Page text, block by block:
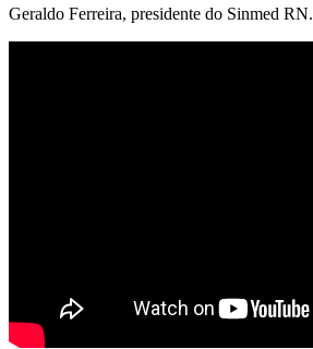
Geraldo Ferreira, presidente do Sinmed RN.